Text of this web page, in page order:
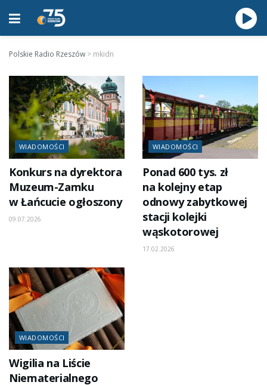
Polskie Radio Rzeszów > mkidn
WIADOMOŚCI
Konkurs na dyrektora
Muzeum-Zamku
w Łańcucie ogłoszony
09.07.2026
WIADOMOŚCI
Ponad 600 tys. zł
na kolejny etap
odnowy zabytkowej
stacji kolejki
wąskotorowej
17.02.2026
WIADOMOŚCI
Wigilia na Liście
Niematerialnego